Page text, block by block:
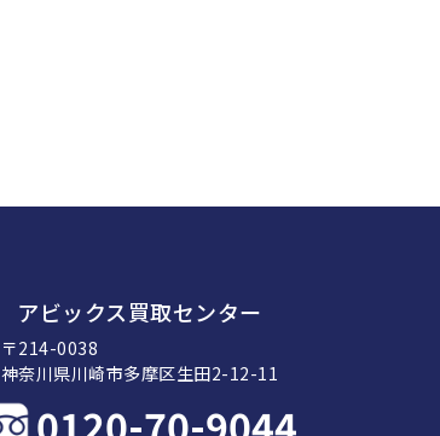
アビックス買取センター
〒214-0038
神奈川県川崎市多摩区生田2-12-11
0120-70-9044